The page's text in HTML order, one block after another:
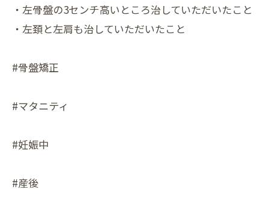
・左骨盤の3センチ高いところ治していただいたこと
・左頚と左肩も治していただいたこと
#骨盤矯正
#マタニティ
#妊娠中
#産後